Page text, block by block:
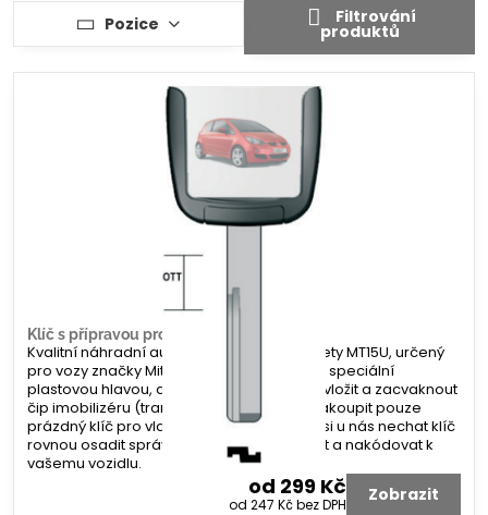
Pozice Filtrování
produktů
Klíč s přípravou pro čip Mitsubishi MT15U
Kvalitní náhradní autoklíč s profilem planžety MT15U, určený
pro vozy značky Mitsubishi. Klíč je vybaven speciální
plastovou hlavou, do které lze jednoduše vložit a zacvaknout
čip imobilizéru (transpondér). Můžete si zakoupit pouze
prázdný klíč pro vlastní kompletaci, nebo si u nás nechat klíč
rovnou osadit správným čipem, vyfrézovat a nakódovat k
vašemu vozidlu.
od 299 Kč
od 247 Kčbez DPH Zobrazit